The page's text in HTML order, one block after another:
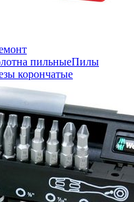
пильныеПилы
корончатые